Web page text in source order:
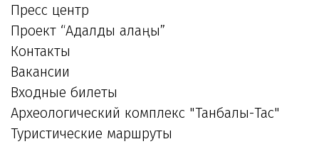
Пресс центр
Проект “Адалдық алаңы”
Контакты
Вакансии
Входные билеты
Археологический комплекс "Танбалы-Тас"
Туристические маршруты